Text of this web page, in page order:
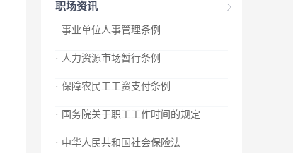
职场资讯
· 事业单位人事管理条例
· 人力资源市场暂行条例
· 保障农民工工资支付条例
· 国务院关于职工工作时间的规定
· 中华人民共和国社会保险法